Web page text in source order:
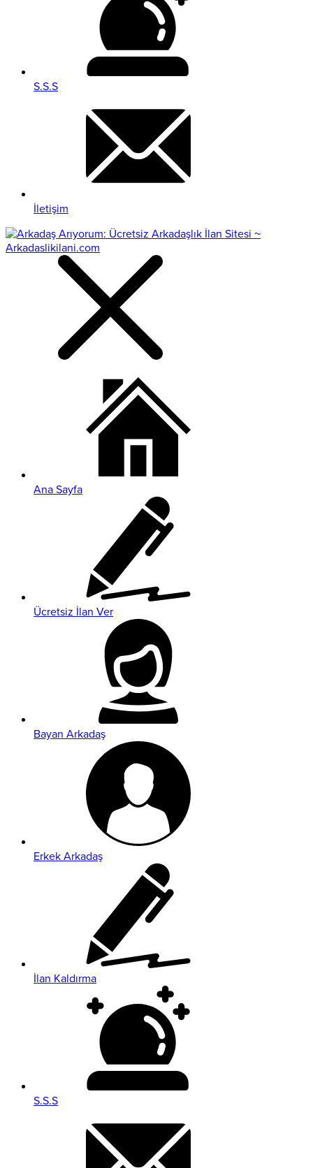
S.S.S
İletişim
Ana Sayfa
Ücretsiz İlan Ver
Bayan Arkadaş
Erkek Arkadaş
İlan Kaldırma
S.S.S